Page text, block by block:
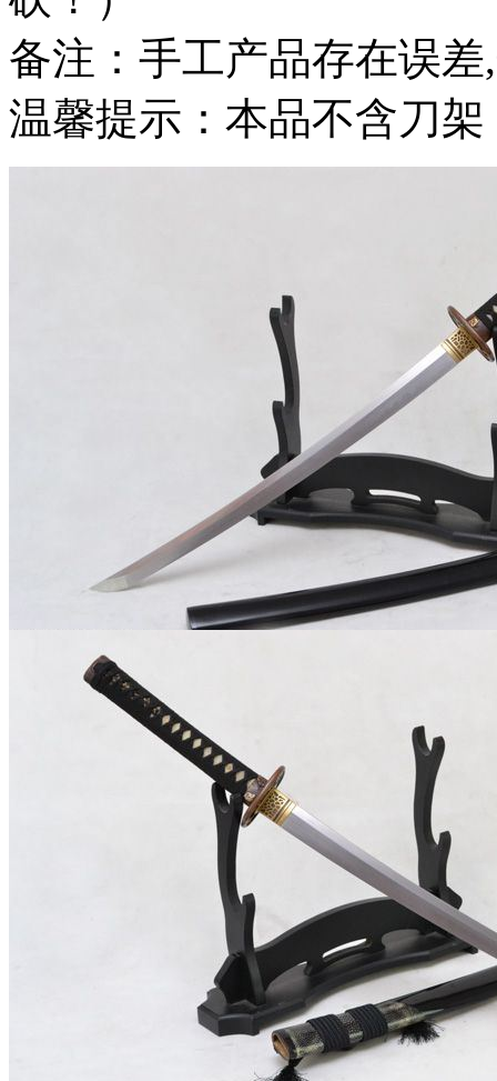
备注：手工产品存在误
温馨提示：本品不含刀